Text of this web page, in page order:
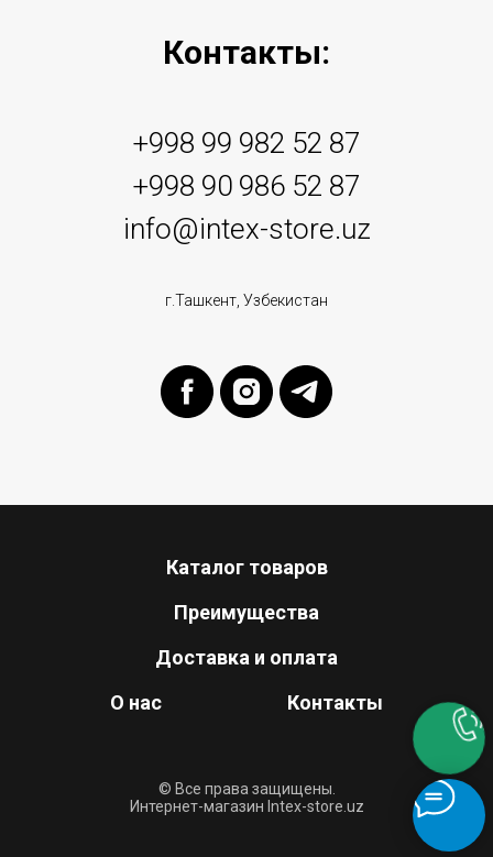
Контакты:
+998 99 982 52 87
+998 90 986 52 87
info@intex-store.uz
г.Ташкент, Узбекистан
Каталог товаров
Преимущества
Доставка и оплата
О нас
Контакты
© Все права защищены.
Интернет-магазин Intex-store.uz